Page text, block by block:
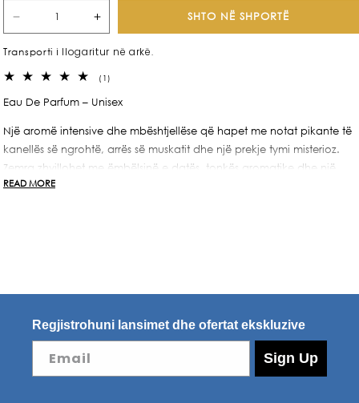
Zvogëlo
për
Khamrah
Dukhan
Rrit
për
Khamrah
Dukhan
SHTO NË SHPORTË
Transporti i llogaritur në arkë.
(1)
totale
Eau De Parfum – Unisex
Një aromë intensive dhe mbështjellëse që hapet me notat pikante të
kanellës së ngrohtë, arrës së muskatit dhe një prekje tymi misterioz.
Zemra zhvillohet me ëmbëlsinë e datës, tonkës aromatike dhe një
thellësi rrëshinore që i jep aromës karakter të veçantë. Baza mbyllet
READ MORE
Regjistrohuni lansimet dhe ofertat ekskluzive
Email Sign Up